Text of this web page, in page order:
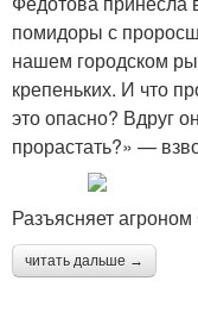
помидоры с
нашем городском
крепеньких. И что
это опасно? Вдруг
прорастать?» —
Разъясняет
читать дальше →